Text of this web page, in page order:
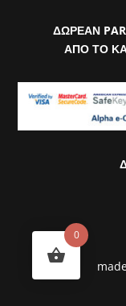
ΔΩΡΕΑΝ
ΑΠΟ ΤΟ
0